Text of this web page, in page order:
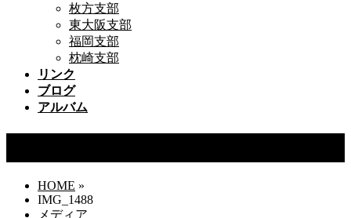
枚方支部
東大阪支部
福岡支部
枕崎支部
リンク
ブログ
アルバム
HOME »
IMG_1488
メディア